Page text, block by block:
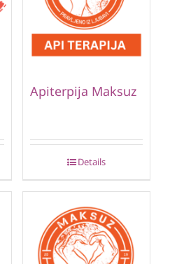
Apiterpija Maksuz
Details